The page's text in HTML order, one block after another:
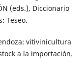
(eds.), Diccionario
Teseo.
vitivinicultura
a la importación.